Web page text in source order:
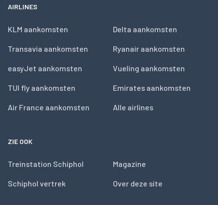
AIRLINES
KLM aankomsten
Transavia aankomsten
easyJet aankomsten
TUI fly aankomsten
Air France aankomsten
Delta aankomsten
Ryanair aankomsten
Vueling aankomsten
Emirates aankomsten
Alle airlines
ZIE OOK
Treinstation Schiphol
Schiphol vertrek
Magazine
Over deze site